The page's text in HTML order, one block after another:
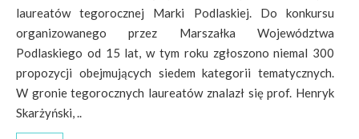
laureatów tegorocznej Marki Podlaskiej. Do konkursu
organizowanego przez Marszałka Województwa
Podlaskiego od 15 lat, w tym roku zgłoszono niemal 300
propozycji obejmujących siedem kategorii tematycznych.
W gronie tegorocznych laureatów znalazł się prof. Henryk
Skarżyński, ..